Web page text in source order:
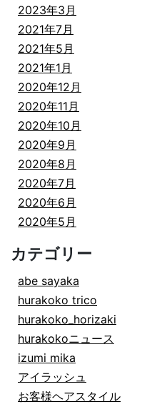
2023年3月
2021年7月
2021年5月
2021年1月
2020年12月
2020年11月
2020年10月
2020年9月
2020年8月
2020年7月
2020年6月
2020年5月
カテゴリー
abe sayaka
hurakoko trico
hurakoko_horizaki
hurakokoニュース
izumi mika
アイラッシュ
お客様ヘアスタイル